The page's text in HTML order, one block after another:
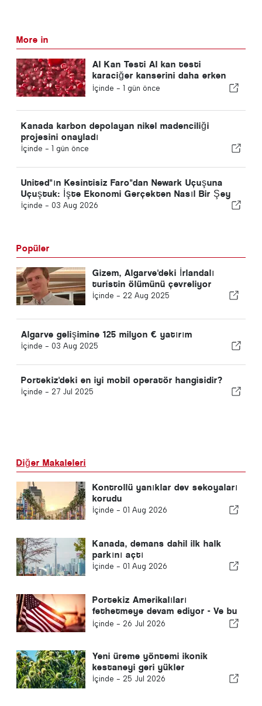
More in
AI Kan Testi AI kan testi
karaciğer kanserini daha erken
tespit eder
İçinde - 1 gün önce
Kanada karbon depolayan nikel madenciliği
projesini onayladı
İçinde - 1 gün önce
United"ın Kesintisiz Faro"dan Newark Uçuşuna
Uçuştuk: İşte Ekonomi Gerçekten Nasıl Bir Şey
İçinde - 03 Aug 2026
Popüler
Gizem, Algarve'deki İrlandalı
turistin ölümünü çevreliyor
İçinde - 22 Aug 2025
Algarve gelişimine 125 milyon € yatırım
İçinde - 03 Aug 2025
Portekiz'deki en iyi mobil operatör hangisidir?
İçinde - 27 Jul 2025
Diğer Makaleleri
Kontrollü yanıklar dev sekoyaları
korudu
İçinde - 01 Aug 2026
Kanada, demans dahil ilk halk
parkını açtı
İçinde - 01 Aug 2026
Portekiz Amerikalıları
fethetmeye devam ediyor - Ve bu
sadece güneş yüzünden değil
İçinde - 26 Jul 2026
Yeni üreme yöntemi ikonik
kestaneyi geri yükler
İçinde - 25 Jul 2026